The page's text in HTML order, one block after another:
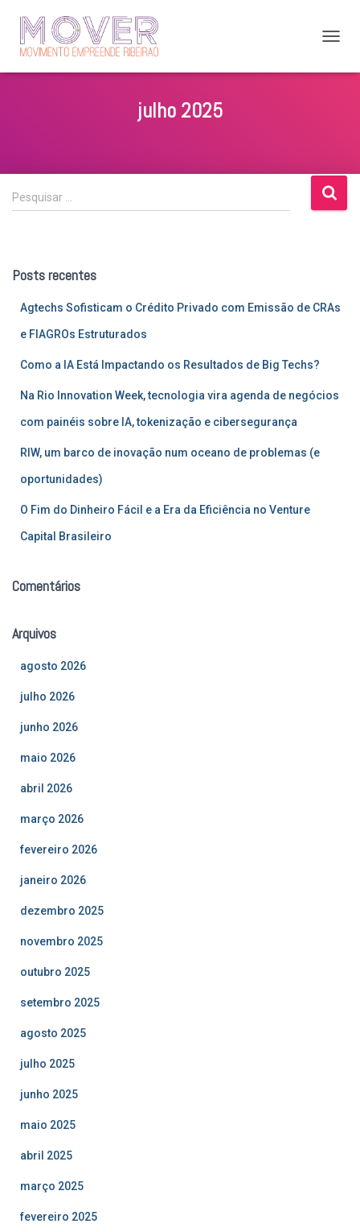
julho 2025
P
e
i
Pesquisar …
Posts recentes
Agtechs Sofisticam o Crédito Privado com Emissão de CRAs
e FIAGROs Estruturados
Como a IA Está Impactando os Resultados de Big Techs?
Na Rio Innovation Week, tecnologia vira agenda de negócios
com painéis sobre IA, tokenização e cibersegurança
RIW, um barco de inovação num oceano de problemas (e
oportunidades)
O Fim do Dinheiro Fácil e a Era da Eficiência no Venture
Capital Brasileiro
Comentários
Arquivos
agosto 2026
julho 2026
junho 2026
maio 2026
abril 2026
março 2026
fevereiro 2026
janeiro 2026
dezembro 2025
novembro 2025
outubro 2025
setembro 2025
agosto 2025
julho 2025
junho 2025
maio 2025
abril 2025
março 2025
fevereiro 2025